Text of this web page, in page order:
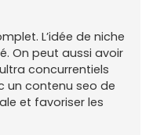
L’idée de niche
On peut aussi avoir
concurrentiels
un contenu seo de
et favoriser les